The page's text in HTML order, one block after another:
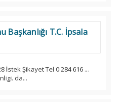
Başkanlığı T.C. İpsala
İstek Şikayet Tel 0 284 616 ...
da...